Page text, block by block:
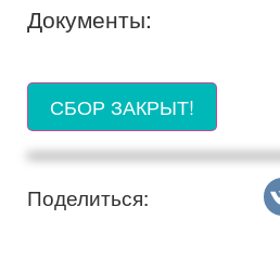
Документы:
СБОР ЗАКРЫТ!
Поделиться: